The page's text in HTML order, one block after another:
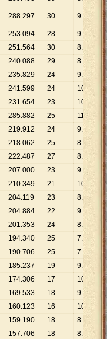
288.297 30 9.610
253.094 28 9.039
251.564 30 8.385
240.088 29 8.279
235.829 24 9.826
241.599 24 10
067
231.654 23 10
285.882 25 11 .435
219.912 24 9. 163
218.062 25 8.722
222.487 27 8.240
207.000 23 9.000
210.349 21 10
017
204.119 23 8.875
204.884 22 9.313
201.353 24 8.390
194.340 25 7.774
190.706 25 7.628
185.237 19 9.749
174.306 17 10
169.533 18 9.419
160.123 16 10
008
159.190 18 8.844
157.706 18 8.761